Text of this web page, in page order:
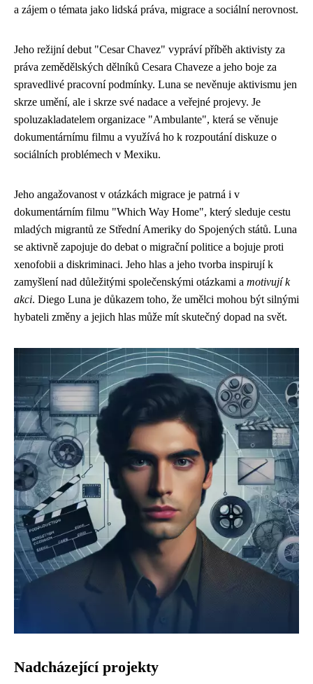
a zájem o témata jako lidská práva, migrace a sociální nerovnost.
Jeho režijní debut "Cesar Chavez" vypráví příběh aktivisty za
práva zemědělských dělníků Cesara Chaveze a jeho boje za
spravedlivé pracovní podmínky. Luna se nevěnuje aktivismu jen
skrze umění, ale i skrze své nadace a veřejné projevy. Je
spoluzakladatelem organizace "Ambulante", která se věnuje
dokumentárnímu filmu a využívá ho k rozpoutání diskuze o
sociálních problémech v Mexiku.
Jeho angažovanost v otázkách migrace je patrná i v
dokumentárním filmu "Which Way Home", který sleduje cestu
mladých migrantů ze Střední Ameriky do Spojených států. Luna
se aktivně zapojuje do debat o migrační politice a bojuje proti
xenofobii a diskriminaci. Jeho hlas a jeho tvorba inspirují k
zamyšlení nad důležitými společenskými otázkami a motivují k
akci. Diego Luna je důkazem toho, že umělci mohou být silnými
hybateli změny a jejich hlas může mít skutečný dopad na svět.
Nadcházející projekty